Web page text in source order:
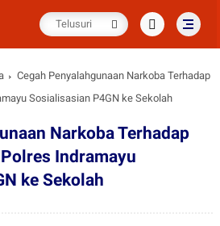
Cegah Penyalahgunaan Narkoba Terhadap
Sosialisasian P4GN ke Sekolah
Narkoba Terhadap
Indramayu
ke Sekolah